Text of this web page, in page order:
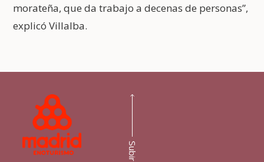
morateña, que da trabajo a decenas de personas”,
explicó Villalba.
Subir